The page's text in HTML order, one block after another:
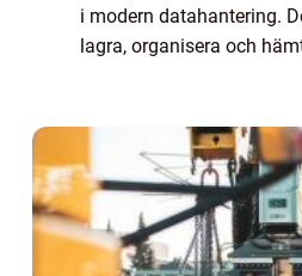
i modern datahantering.
lagra, organisera och